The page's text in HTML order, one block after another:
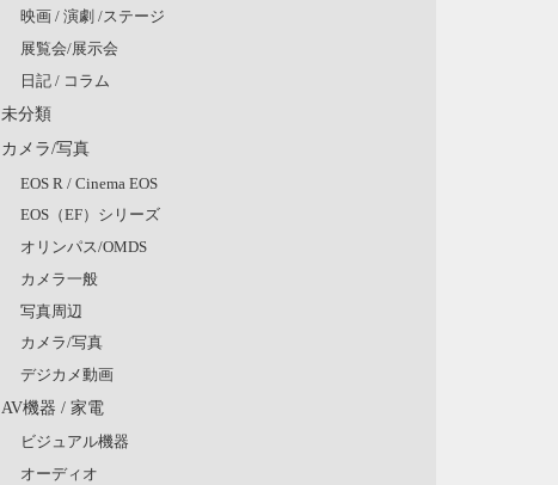
映画 / 演劇 /ステージ
展覧会/展示会
日記 / コラム
未分類
カメラ/写真
EOS R / Cinema EOS
EOS（EF）シリーズ
オリンパス/OMDS
カメラ一般
写真周辺
カメラ/写真
デジカメ動画
AV機器 / 家電
ビジュアル機器
オーディオ